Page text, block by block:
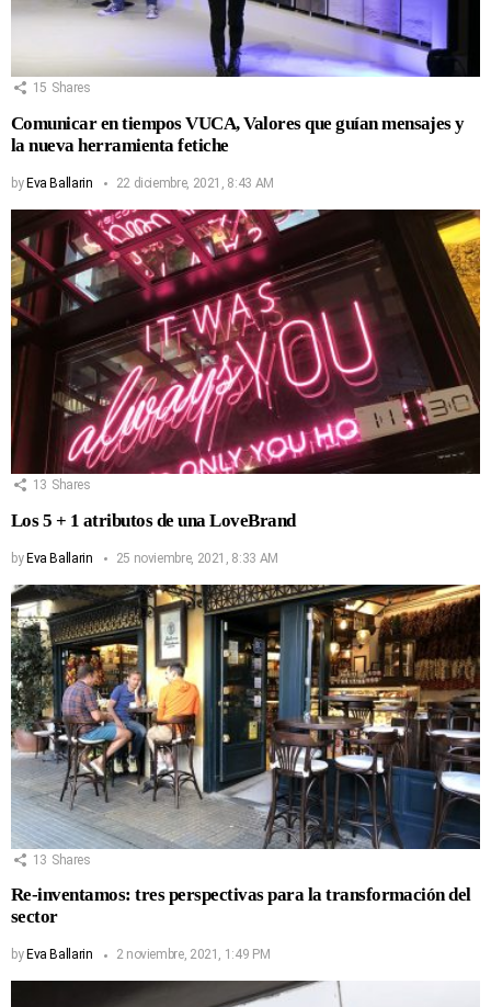
15 Shares
Comunicar en tiempos VUCA, Valores que guían mensajes y
la nueva herramienta fetiche
byEva Ballarin 22 diciembre, 2021, 8:43 AM
13 Shares
Los 5 + 1 atributos de una LoveBrand
byEva Ballarin 25 noviembre, 2021, 8:33 AM
13 Shares
Re-inventamos: tres perspectivas para la transformación del
sector
by Eva Ballarin 2 noviembre, 2021, 1:49 PM